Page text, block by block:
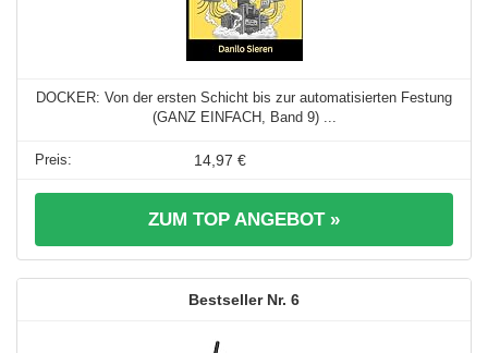
DOCKER: Von der ersten Schicht bis zur automatisierten Festung
(GANZ EINFACH, Band 9) ...
14,97 €
ZUM TOP ANGEBOT »
6